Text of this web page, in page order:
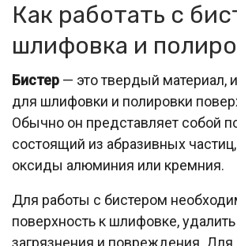
Как работать с
шлифовка и
Бистер — это твердый материал,
для шлифовки и полировки
Обычно он представляет собой
состоящий из абразивных частиц,
оксиды алюминия или кремния.
Для работы с бистером
поверхность к шлифовке,
загрязнения и повреждения.